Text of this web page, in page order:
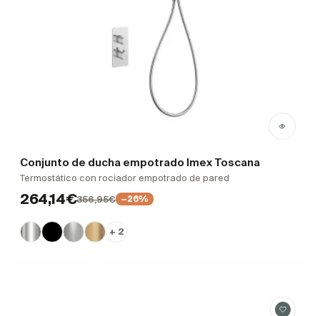
Conjunto de ducha empotrado Imex Toscana
Termostático con rociador empotrado de pared
264,14€356,95€ −26%
+ 2